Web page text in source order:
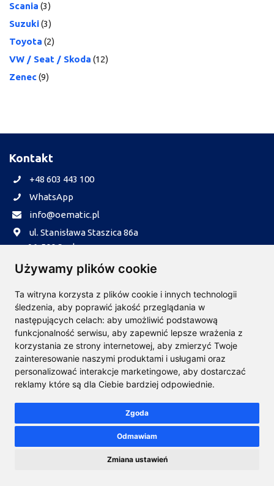
Używamy plików cookie
Ta witryna korzysta z plików cookie i innych technologii
śledzenia, aby poprawić jakość przeglądania w
następujących celach: aby umożliwić podstawową
funkcjonalność serwisu, aby zapewnić lepsze wrażenia z
korzystania ze strony internetowej, aby zmierzyć Twoje
zainteresowanie naszymi produktami i usługami oraz
personalizować interakcje marketingowe, aby dostarczać
reklamy które są dla Ciebie bardziej odpowiednie.
Zgoda
Odmawiam
Zmiana ustawień
Scania (3)
Suzuki(3)
Toyota (2)
VW / Seat / Skoda (12)
Zenec(9)
Kontakt
+48 603 443 100
WhatsApp
info@oematic.pl
ul. Stanisława Staszica 86a
96-500 Sochaczew
Informacje
Płatności
Reklamacje
Dla firm B2B
O nas
Regulaminy